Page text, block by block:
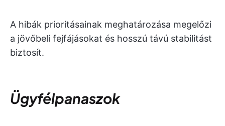
A hibák prioritásainak meghatározása megelőzi
a jövőbeli fejfájásokat és hosszú távú stabilitást
biztosít.
Ügyfélpanaszok